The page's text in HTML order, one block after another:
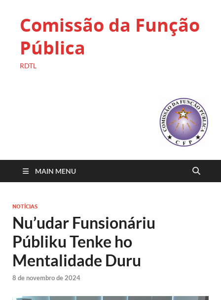
Comissão da Função
Pública
RDTL
MAIN MENU
NOTÍCIAS
Nu’udar Funsionáriu
Públiku Tenke ho
Mentalidade Duru
8 de novembro de 2024